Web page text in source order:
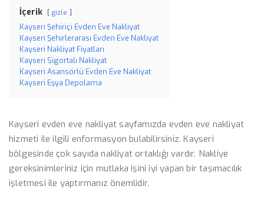
İçerik gizle
Kayseri Şehiriçi Evden Eve Nakliyat
Kayseri Şehirlerarası Evden Eve Nakliyat
Kayseri Nakliyat Fiyatları
Kayseri Sigortalı Nakliyat
Kayseri Asansörlü Evden Eve Nakliyat
Kayseri Eşya Depolama
Kayseri evden eve nakliyat sayfamızda evden eve nakliyat
hizmeti ile ilgili enformasyon bulabilirsiniz. Kayseri
bölgesinde çok sayıda nakliyat ortaklığı vardır. Nakliye
gereksinimleriniz için mutlaka işini iyi yapan bir taşımacılık
işletmesi ile yaptırmanız önemlidir.